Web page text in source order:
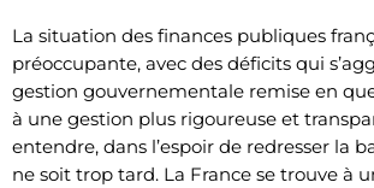
La situation des finances publiques
préoccupante, avec des déficits qui
gestion gouvernementale remise en
à une gestion plus rigoureuse et
entendre, dans l’espoir de redresser la
ne soit trop tard. La France se trouve à